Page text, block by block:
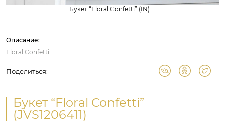
Букет “Floral Confetti” (IN)
Описание:
Floral Confetti
Поделиться:
Букет “Floral Confetti”
(JVS1206411)